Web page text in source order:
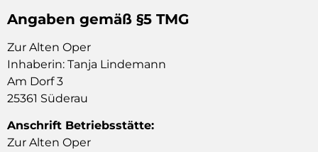
Angaben gemäß §5 TMG
Zur Alten Oper
Inhaberin: Tanja Lindemann
Am Dorf 3
25361 Süderau
Anschrift Betriebsstätte:
Zur Alten Oper